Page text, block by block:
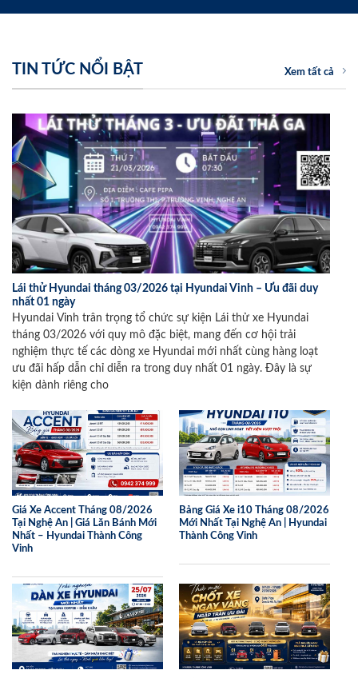
TIN TỨC NỔI BẬT Xem tất cả
Lái thử Hyundai tháng 03/2026 tại Hyundai Vinh – Ưu đãi duy
nhất 01 ngày
Hyundai Vinh trân trọng tổ chức sự kiện Lái thử xe Hyundai
tháng 03/2026 với quy mô đặc biệt, mang đến cơ hội trải
nghiệm thực tế các dòng xe Hyundai mới nhất cùng hàng loạt
ưu đãi hấp dẫn chỉ diễn ra trong duy nhất 01 ngày. Đây là sự
kiện dành riêng cho
Giá Xe Accent Tháng 08/2026
Tại Nghệ An | Giá Lăn Bánh Mới
Nhất – Hyundai Thành Công
Vinh
Bảng Giá Xe i10 Tháng 08/2026
Mới Nhất Tại Nghệ An | Hyundai
Thành Công Vinh